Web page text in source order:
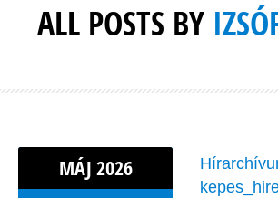
ALL POSTS BY
MÁJ 2026